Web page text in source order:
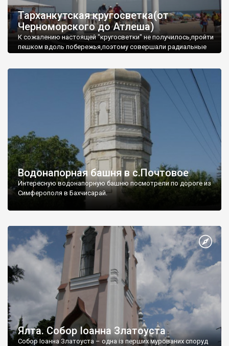
Тарханкутская кругосветка(от
Черноморского до Атлеша)
К сожалению настоящей "кругосветки" не получилось,пройти
пешком вдоль побережья,поэтому совершали радиальные
Водонапорная башня в с.Почтовое
Интересную водонапорную башню посмотрели по дороге из
Симферополя в Бахчисарай.
Ялта. Собор Іоанна Златоуста
Собор Іоанна Златоуста – одна із перших мурованих споруд